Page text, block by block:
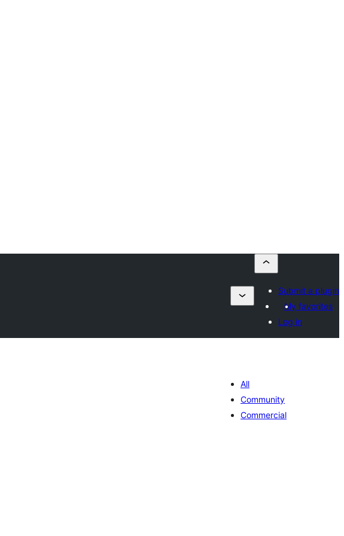
Submit a plugin
My favorites
Log in
All
Community
Commercial